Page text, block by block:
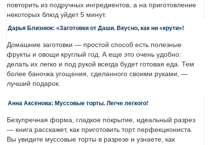
повторить из подручных ингредиентов, а на приготовление
некоторых блюд уйдет 5 минут.
Дарья Близнюк: «Заготовки от Даши. Вкусно, как ни «крути»!
Домашние заготовки — простой способ есть полезные
фрукты и овощи круглый год. А еще это очень удобно:
делать их легко и под рукой всегда будет готовая еда. Тем
более баночка угощения, сделанного своими руками, —
лучший подарок.
Анна Аксёнова: Муссовые торты. Легче легкого!
Безупречная форма, гладкое покрытие, идеальный разрез
— книга расскажет, как приготовить торт перфекциониста.
Вы увидите муссовые торты в разрезе и узнаете, как